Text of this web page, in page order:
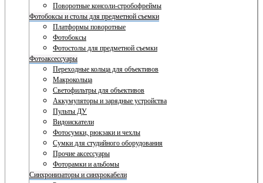
Поворотные консоли-стробофреймы
Фотобоксы и столы для предметной съемки
Платформы поворотные
Фотобоксы
Фотостолы для предметной съемки
Фотоаксессуары
Переходные кольца для объективов
Макрокольца
Светофильтры для объективов
Аккумуляторы и зарядные устройства
Пульты ДУ
Видоискатели
Фотосумки, рюкзаки и чехлы
Сумки для студийного оборудования
Прочие аксессуары
Фоторамки и альбомы
Синхронизаторы и синхрокабели